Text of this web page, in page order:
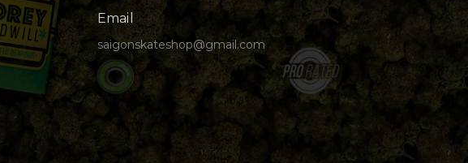
Email
saigonskateshop@gmail.com